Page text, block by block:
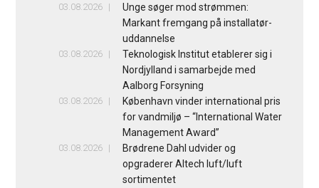
03.08.2026
Unge søger mod strømmen:
Markant fremgang på installatør-
uddannelse
03.08.2026
Teknologisk Institut etablerer sig i
Nordjylland i samarbejde med
Aalborg Forsyning
03.08.2026
København vinder international pris
for vandmiljø – “International Water
Management Award”
03.08.2026
Brødrene Dahl udvider og
opgraderer Altech luft/luft
sortimentet